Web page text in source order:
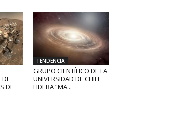
DE
DE
TENDENCIA
GRUPO CIENTÍFICO DE LA
UNIVERSIDAD DE CHILE
LIDERA “MA...